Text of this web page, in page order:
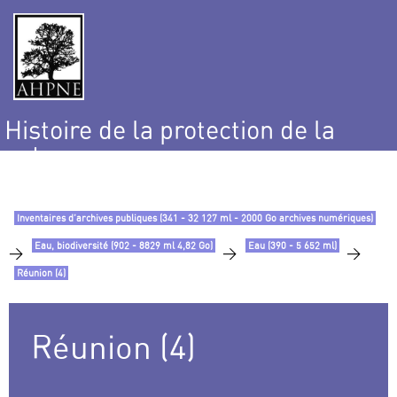
Histoire de la protection de la
nature
Inventaires d’archives publiques (341 - 32 127 ml - 2000 Go archives numériques)
> Eau, biodiversité (902 - 8829 ml 4,82 Go) > Eau (390 - 5 652 ml) >
Réunion (4)
Réunion (4)